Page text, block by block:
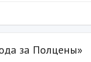
за Полцены»